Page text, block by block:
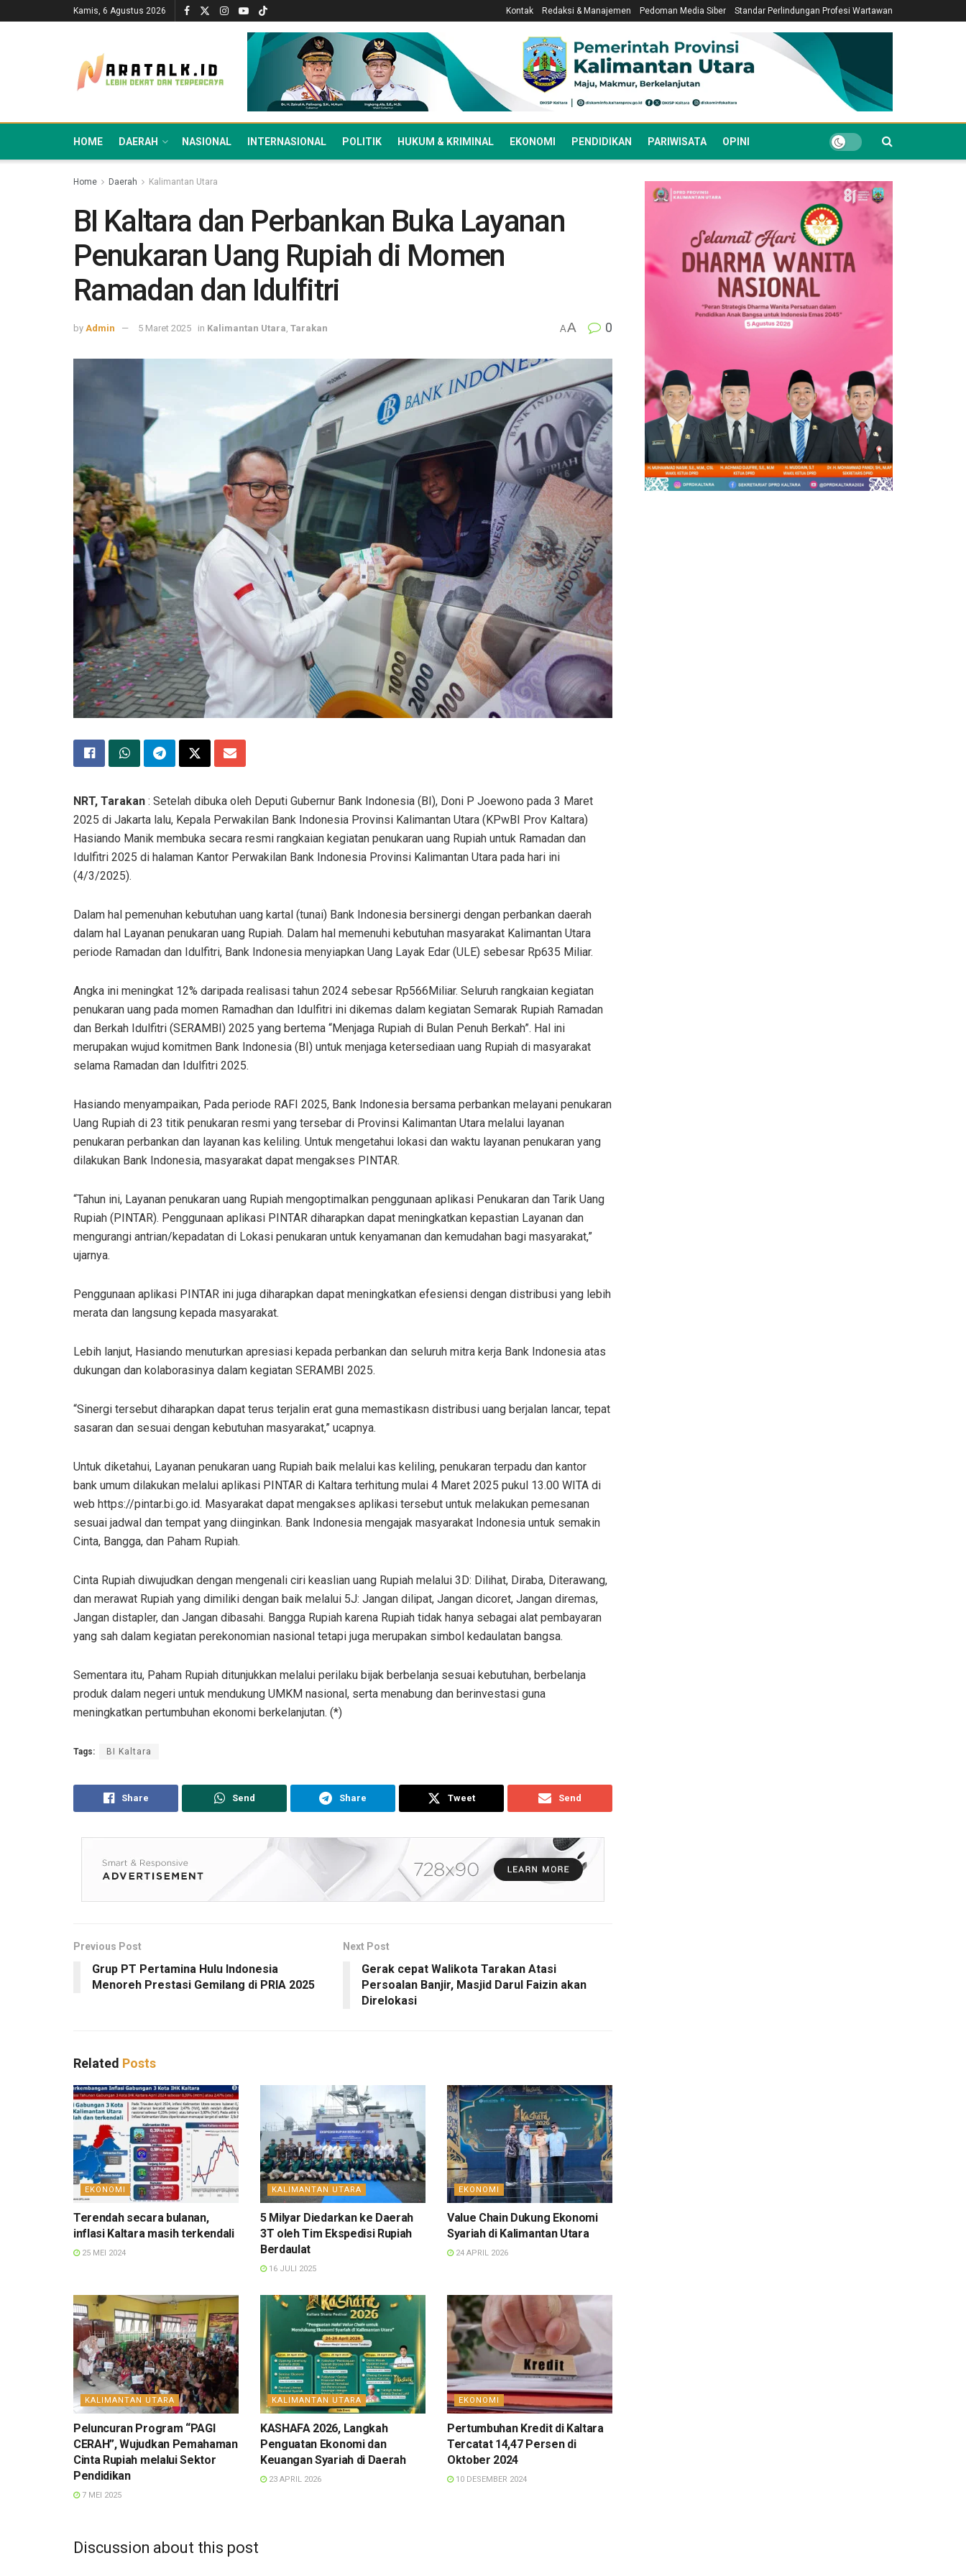
Kamis, 6 Agustus 2026 Kontak Redaksi & Manajemen Pedoman Media Siber Standar Perlindungan Profesi Wartawan
HOME DAERAH NASIONAL INTERNASIONAL POLITIK HUKUM & KRIMINAL EKONOMI PENDIDIKAN PARIWISATA OPINI
Home Daerah Kalimantan Utara
BI Kaltara dan Perbankan Buka Layanan
Penukaran Uang Rupiah di Momen
Ramadan dan Idulfitri
by Admin 5 Maret 2025 in Kalimantan Utara Tarakan AA 0
NRT, Tarakan : Setelah dibuka oleh Deputi Gubernur Bank Indonesia (BI), Doni P Joewono pada 3 Maret
2025 di Jakarta lalu, Kepala Perwakilan Bank Indonesia Provinsi Kalimantan Utara (KPwBI Prov Kaltara)
Hasiando Manik membuka secara resmi rangkaian kegiatan penukaran uang Rupiah untuk Ramadan dan
Idulfitri 2025 di halaman Kantor Perwakilan Bank Indonesia Provinsi Kalimantan Utara pada hari ini
(4/3/2025).
Dalam hal pemenuhan kebutuhan uang kartal (tunai) Bank Indonesia bersinergi dengan perbankan daerah
dalam hal Layanan penukaran uang Rupiah. Dalam hal memenuhi kebutuhan masyarakat Kalimantan Utara
periode Ramadan dan Idulfitri, Bank Indonesia menyiapkan Uang Layak Edar (ULE) sebesar Rp635 Miliar.
Angka ini meningkat 12% daripada realisasi tahun 2024 sebesar Rp566Miliar. Seluruh rangkaian kegiatan
penukaran uang pada momen Ramadhan dan Idulfitri ini dikemas dalam kegiatan Semarak Rupiah Ramadan
dan Berkah Idulfitri (SERAMBI) 2025 yang bertema “Menjaga Rupiah di Bulan Penuh Berkah”. Hal ini
merupakan wujud komitmen Bank Indonesia (BI) untuk menjaga ketersediaan uang Rupiah di masyarakat
selama Ramadan dan Idulfitri 2025.
Hasiando menyampaikan, Pada periode RAFI 2025, Bank Indonesia bersama perbankan melayani penukaran
Uang Rupiah di 23 titik penukaran resmi yang tersebar di Provinsi Kalimantan Utara melalui layanan
penukaran perbankan dan layanan kas keliling. Untuk mengetahui lokasi dan waktu layanan penukaran yang
dilakukan Bank Indonesia, masyarakat dapat mengakses PINTAR.
“Tahun ini, Layanan penukaran uang Rupiah mengoptimalkan penggunaan aplikasi Penukaran dan Tarik Uang
Rupiah (PINTAR). Penggunaan aplikasi PINTAR diharapkan dapat meningkatkan kepastian Layanan dan
mengurangi antrian/kepadatan di Lokasi penukaran untuk kenyamanan dan kemudahan bagi masyarakat,”
ujarnya.
Penggunaan aplikasi PINTAR ini juga diharapkan dapat meningkatkan efesiensi dengan distribusi yang lebih
merata dan langsung kepada masyarakat.
Lebih lanjut, Hasiando menuturkan apresiasi kepada perbankan dan seluruh mitra kerja Bank Indonesia atas
dukungan dan kolaborasinya dalam kegiatan SERAMBI 2025.
“Sinergi tersebut diharapkan dapat terus terjalin erat guna memastikasn distribusi uang berjalan lancar, tepat
sasaran dan sesuai dengan kebutuhan masyarakat,” ucapnya.
Untuk diketahui, Layanan penukaran uang Rupiah baik melalui kas keliling, penukaran terpadu dan kantor
bank umum dilakukan melalui aplikasi PINTAR di Kaltara terhitung mulai 4 Maret 2025 pukul 13.00 WITA di
web https://pintar.bi.go.id. Masyarakat dapat mengakses aplikasi tersebut untuk melakukan pemesanan
sesuai jadwal dan tempat yang diinginkan. Bank Indonesia mengajak masyarakat Indonesia untuk semakin
Cinta, Bangga, dan Paham Rupiah.
Cinta Rupiah diwujudkan dengan mengenali ciri keaslian uang Rupiah melalui 3D: Dilihat, Diraba, Diterawang,
dan merawat Rupiah yang dimiliki dengan baik melalui 5J: Jangan dilipat, Jangan dicoret, Jangan diremas,
Jangan distapler, dan Jangan dibasahi. Bangga Rupiah karena Rupiah tidak hanya sebagai alat pembayaran
yang sah dalam kegiatan perekonomian nasional tetapi juga merupakan simbol kedaulatan bangsa.
Sementara itu, Paham Rupiah ditunjukkan melalui perilaku bijak berbelanja sesuai kebutuhan, berbelanja
produk dalam negeri untuk mendukung UMKM nasional, serta menabung dan berinvestasi guna
meningkatkan pertumbuhan ekonomi berkelanjutan. (*)
Tags: BI Kaltara
Share Send Share Tweet Send
Previous Post
Grup PT Pertamina Hulu Indonesia
Menoreh Prestasi Gemilang di PRIA 2025
Next Post
Gerak cepat Walikota Tarakan Atasi
Persoalan Banjir, Masjid Darul Faizin akan
Direlokasi
Related Posts
EKONOMI
Terendah secara bulanan,
inflasi Kaltara masih terkendali
25 MEI 2024
KALIMANTAN UTARA
5 Milyar Diedarkan ke Daerah
3T oleh Tim Ekspedisi Rupiah
Berdaulat
16 JULI 2025
EKONOMI
Value Chain Dukung Ekonomi
Syariah di Kalimantan Utara
24 APRIL 2026
KALIMANTAN UTARA
Peluncuran Program “PAGI
CERAH”, Wujudkan Pemahaman
Cinta Rupiah melalui Sektor
Pendidikan
7 MEI 2025
KALIMANTAN UTARA
KASHAFA 2026, Langkah
Penguatan Ekonomi dan
Keuangan Syariah di Daerah
23 APRIL 2026
EKONOMI
Pertumbuhan Kredit di Kaltara
Tercatat 14,47 Persen di
Oktober 2024
10 DESEMBER 2024
Discussion about this post